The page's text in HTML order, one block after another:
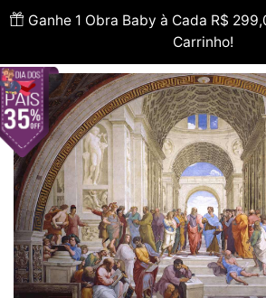
Ganhe 1 Obra Baby à Cada R$
Carrinho!